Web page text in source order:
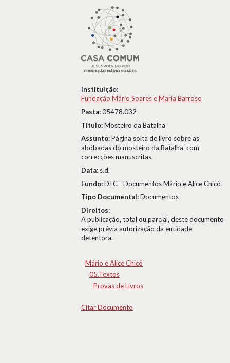
Instituição:
Fundação Mário Soares e Maria Barroso
Pasta:05478.032
Título:Mosteiro da Batalha
Assunto:Página solta de livro sobre as
abóbadas do mosteiro da Batalha, com
correcções manuscritas.
Data: s.d.
Fundo:DTC - Documentos Mário e Alice Chicó
Tipo Documental:Documentos
Direitos:
A publicação, total ou parcial, deste documento
exige prévia autorização da entidade
detentora.
Mário e Alice Chicó
05.Textos
Provas de Livros
Citar Documento